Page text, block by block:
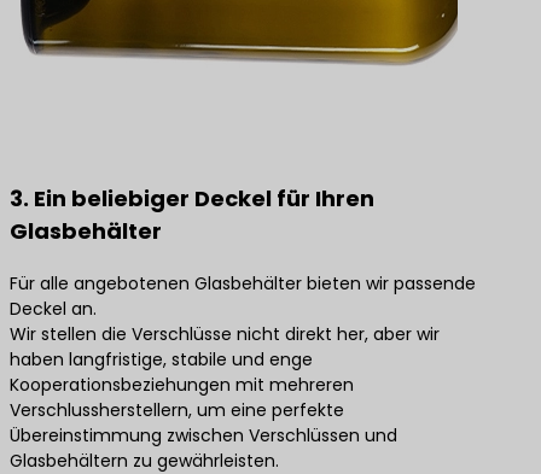
3. Ein beliebiger Deckel für Ihren
Glasbehälter
Für alle angebotenen Glasbehälter bieten wir passende
Deckel an.
Wir stellen die Verschlüsse nicht direkt her, aber wir
haben langfristige, stabile und enge
Kooperationsbeziehungen mit mehreren
Verschlussherstellern, um eine perfekte
Übereinstimmung zwischen Verschlüssen und
Glasbehältern zu gewährleisten.